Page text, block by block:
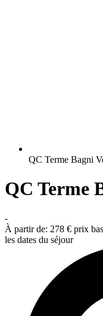
QC Terme Bagni
QC Terme
-
À partir de: 278 € prix
les dates du séjour